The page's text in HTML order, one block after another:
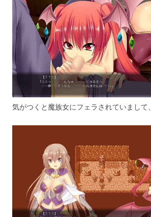
気がつくと魔族女にフェラされていまして、